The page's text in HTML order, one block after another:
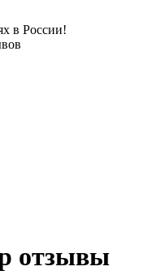
в России!
отзывы